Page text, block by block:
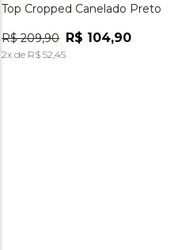
Top Cropped Canelado Preto
R$ 209,90 R$ 104,90
2x de R$ 52,45